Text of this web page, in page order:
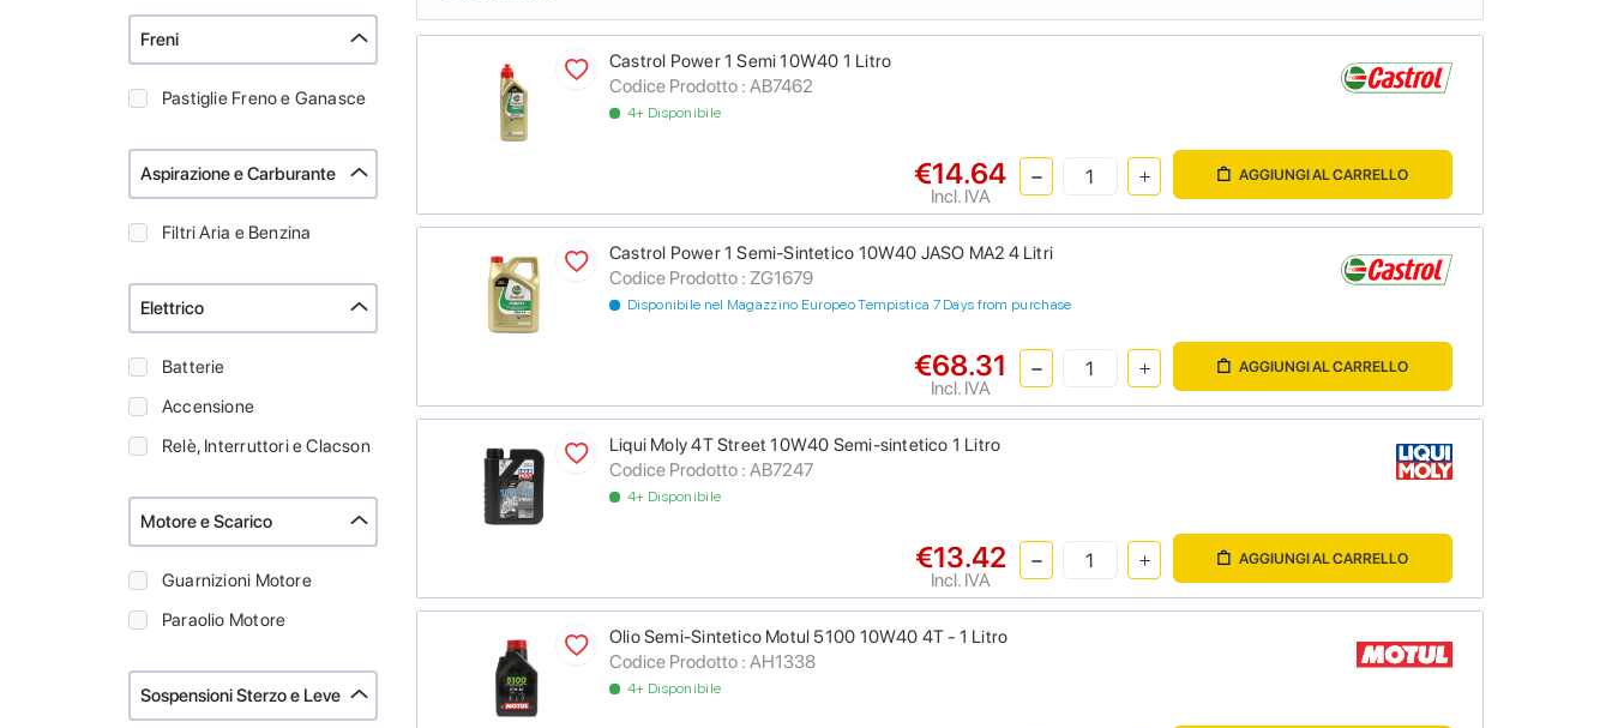
Freni
Pastiglie Freno e Ganasce
Aspirazione e Carburante
Filtri Aria e Benzina
Elettrico
Batterie
Accensione
Relè, Interruttori e Clacson
Motore e Scarico
Guarnizioni Motore
Paraolio Motore
Sospensioni Sterzo e Leve
Castrol Power 1 Semi 10W40 1 Litro
Codice Prodotto : AB7462
4+ Disponibile
€14.64
Incl. IVA
AGGIUNGI AL CARRELLO
Castrol Power 1 Semi-Sintetico 10W40 JASO MA2 4 Litri
Codice Prodotto : ZG1679
Disponibile nel Magazzino Europeo Tempistica 7 Days from purchase
€68.31
Incl. IVA
AGGIUNGI AL CARRELLO
Liqui Moly 4T Street 10W40 Semi-sintetico 1 Litro
Codice Prodotto : AB7247
4+ Disponibile
€13.42
Incl. IVA
AGGIUNGI AL CARRELLO
Olio Semi-Sintetico Motul 5100 10W40 4T - 1 Litro
Codice Prodotto : AH1338
4+ Disponibile